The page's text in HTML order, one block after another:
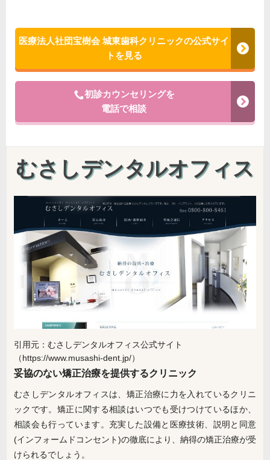
医療法人社団宝樹会 城東歯科クリニックの公式サイ
トを見る
初診カウンセリングを
電話で相談
むさしデンタルオフィス
引用元：むさしデンタルオフィス公式サイト
（https://www.musashi-dent.jp/）
妥協のない矯正治療を提供するクリニック
むさしデンタルオフィスは、矯正治療に力を入れているクリニ
ックです。矯正に関する相談はいつでも受けつけているほか、
相談会も行っています。充実した設備と医療技術、説明と同意
(インフォームドコンセント)の徹底により、納得の矯正治療が受
けられるでしょう。